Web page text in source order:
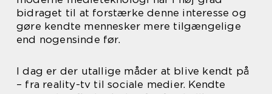
bidraget til at forstærke denne interesse og
gøre kendte mennesker mere tilgængelige
end nogensinde før.
I dag er der utallige måder at blive kendt på
– fra reality-tv til sociale medier. Kendte